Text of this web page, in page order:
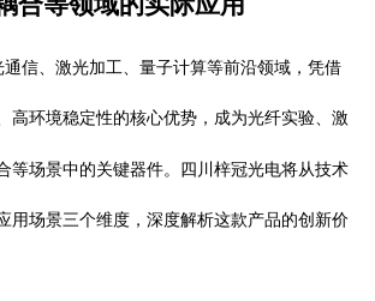
信、激光加工、量子计算等前沿领域，凭借
高环境稳定性的核心优势，成为光纤实验、激
等场景中的关键器件。 四川梓冠光电将从技术
用场景三个维度，深度解析这款产品的创新价